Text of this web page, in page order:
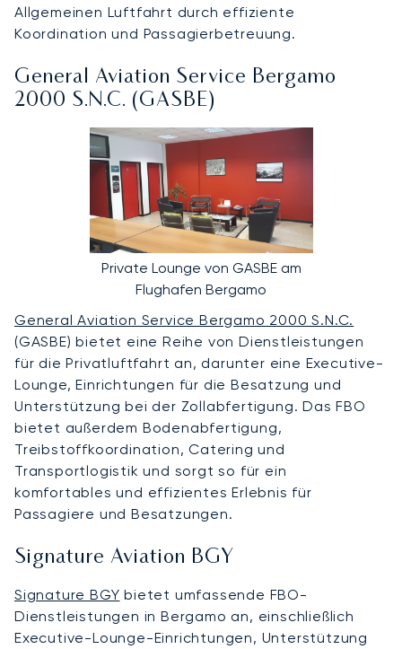
Allgemeinen Luftfahrt durch effiziente
Koordination und Passagierbetreuung.
General Aviation Service Bergamo
2000 S.N.C. (GASBE)
Private Lounge von GASBE am
Flughafen Bergamo
General Aviation Service Bergamo 2000 S.N.C.
(GASBE) bietet eine Reihe von Dienstleistungen
für die Privatluftfahrt an, darunter eine Executive-
Lounge, Einrichtungen für die Besatzung und
Unterstützung bei der Zollabfertigung. Das FBO
bietet außerdem Bodenabfertigung,
Treibstoffkoordination, Catering und
Transportlogistik und sorgt so für ein
komfortables und effizientes Erlebnis für
Passagiere und Besatzungen.
Signature Aviation BGY
Signature BGY bietet umfassende FBO-
Dienstleistungen in Bergamo an, einschließlich
Executive-Lounge-Einrichtungen, Unterstützung